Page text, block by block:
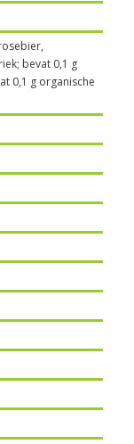
bevat 0,1 g
0,1 g organische